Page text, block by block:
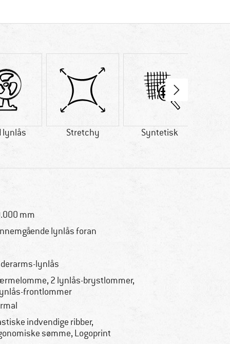
lynlås Stretchy Syntetisk
mm
lynlås foran
lynlås
2 lynlås-brystlommer,
frontlommer
indvendige ribber,
sømme, Logoprint